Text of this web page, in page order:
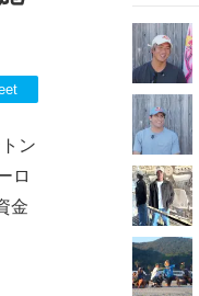
ン
ロ
金